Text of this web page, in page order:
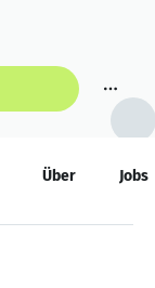
Über Jobs